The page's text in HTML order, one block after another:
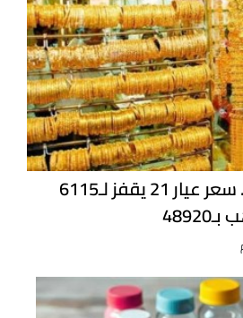
الذهب طالع تاني.. سعر عيار 21 يقفز لـ6115